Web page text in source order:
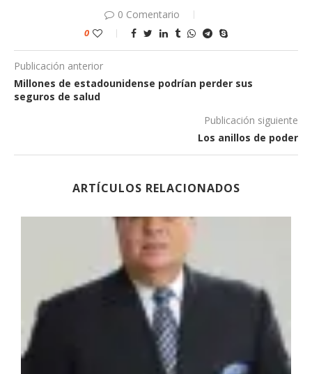
0 Comentario
0
Publicación anterior
Millones de estadounidense podrían perder sus
seguros de salud
Publicación siguiente
Los anillos de poder
ARTÍCULOS RELACIONADOS